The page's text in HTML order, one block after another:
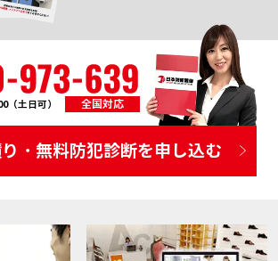
（土日可） 全国対応
・無料防犯診断を申し込む